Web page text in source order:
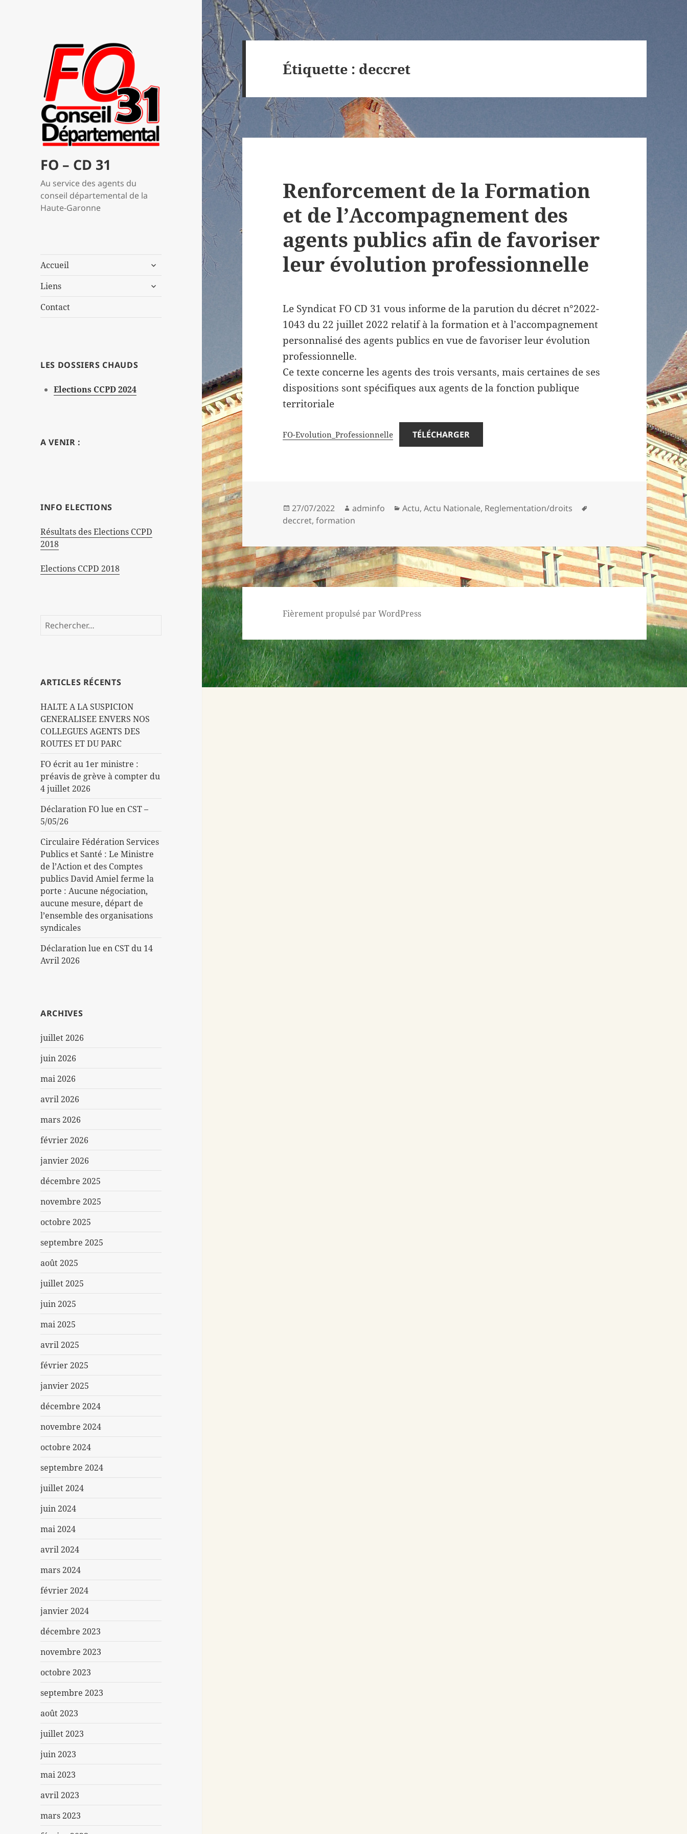
FO – CD 31
Au service des agents du
conseil départemental de la
Haute-Garonne
Accueil
ouvrir
sous-
Liens
ouvrir
Contact
LES DOSSIERS CHAUDS
Elections CCPD 2024
A VENIR :
INFO ELECTIONS
Résultats des Elections CCPD
2018
Elections CCPD 2018
Rechercher :
ARTICLES RÉCENTS
HALTE A LA SUSPICION
GENERALISEE ENVERS NOS
COLLEGUES AGENTS DES
ROUTES ET DU PARC
FO écrit au 1er ministre :
préavis de grève à compter du
4 juillet 2026
Déclaration FO lue en CST –
5/05/26
Circulaire Fédération Services
Publics et Santé : Le Ministre
de l’Action et des Comptes
publics David Amiel ferme la
porte : Aucune négociation,
aucune mesure, départ de
l’ensemble des organisations
syndicales
Déclaration lue en CST du 14
Avril 2026
ARCHIVES
juillet 2026
juin 2026
mai 2026
avril 2026
mars 2026
février 2026
janvier 2026
décembre 2025
novembre 2025
octobre 2025
septembre 2025
août 2025
juillet 2025
juin 2025
mai 2025
avril 2025
février 2025
janvier 2025
décembre 2024
novembre 2024
octobre 2024
septembre 2024
juillet 2024
juin 2024
mai 2024
avril 2024
mars 2024
février 2024
janvier 2024
décembre 2023
novembre 2023
octobre 2023
septembre 2023
août 2023
juillet 2023
juin 2023
mai 2023
avril 2023
mars 2023
Étiquette : deccret
Renforcement de la Formation
et de l’Accompagnement des
agents publics afin de favoriser
leur évolution professionnelle
Le Syndicat FO CD 31 vous informe de la parution du décret n°2022-
1043 du 22 juillet 2022 relatif à la formation et à l’accompagnement
personnalisé des agents publics en vue de favoriser leur évolution
professionnelle.
Ce texte concerne les agents des trois versants, mais certaines de ses
dispositions sont spécifiques aux agents de la fonction publique
territoriale
FO-Evolution_Professionnelle TÉLÉCHARGER
Publié
le
27/07/2022 Auteur
adminfo Catégories
Actu,Actu Nationale, Reglementation/droits
deccret,formation
Fièrement propulsé par WordPress